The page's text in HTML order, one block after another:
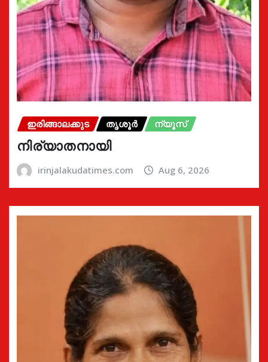
ഇരിങ്ങാലക്കുട തൃശൂർ ന്യൂസ്
നിര്യാതനായി
irinjalakudatimes.com Aug 6, 2026